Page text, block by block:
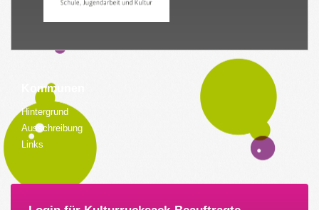
Kommunen
Hintergrund
Ausschreibung
Links